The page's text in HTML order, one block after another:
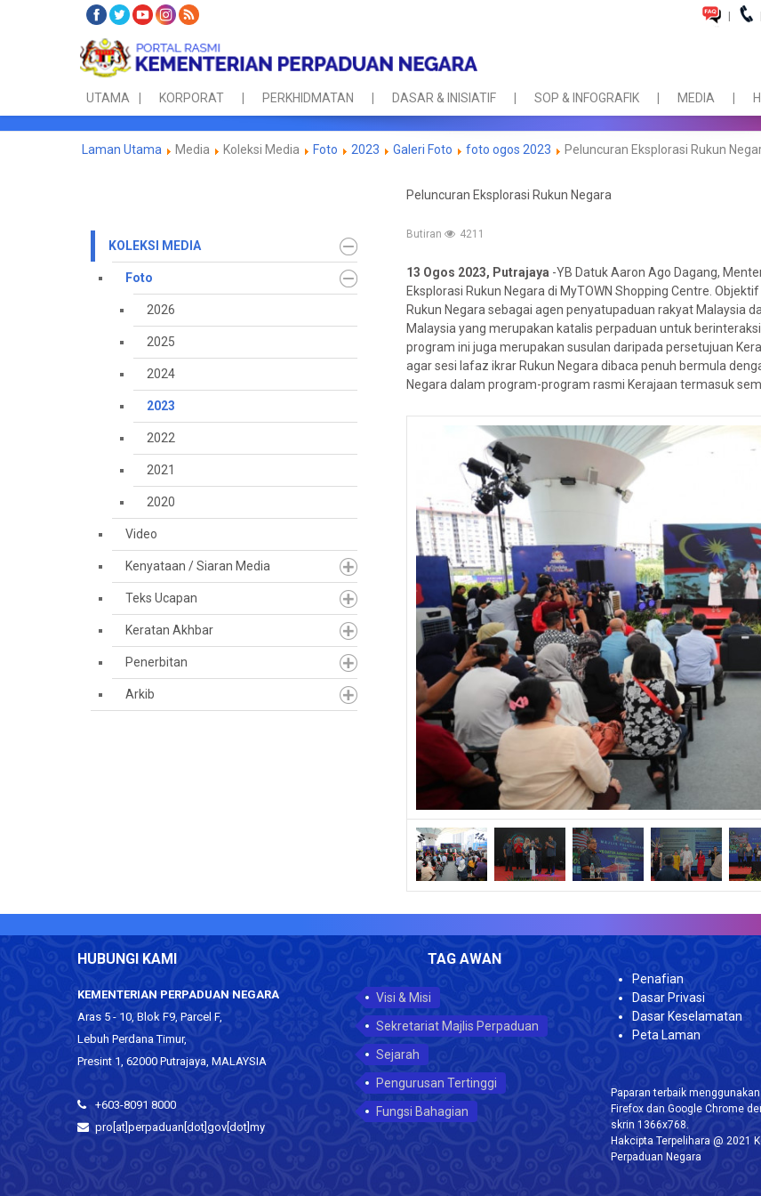
|
UTAMA KORPORAT PERKHIDMATAN DASAR & INISIATIF SOP & INFOGRAFIK MEDIA
Laman Utama Media Koleksi Media Foto 2023 Galeri Foto foto ogos 2023 Peluncuran Eksplorasi Rukun
KOLEKSI MEDIA
Foto
2026
2025
2024
2023
2022
2021
2020
Video
Kenyataan / Siaran Media
Teks Ucapan
Keratan Akhbar
Penerbitan
Arkib
Peluncuran Eksplorasi Rukun Negara
Butiran 4211
13 Ogos 2023, Putrajaya -YB Datuk Aaron Ago Dagang,
Eksplorasi Rukun Negara di MyTOWN Shopping Centre.
Rukun Negara sebagai agen penyatupaduan rakyat Malaysia
Malaysia yang merupakan katalis perpaduan untuk
program ini juga merupakan susulan daripada persetujuan
agar sesi lafaz ikrar Rukun Negara dibaca penuh bermula
Negara dalam program-program rasmi Kerajaan termasuk
HUBUNGI KAMI
KEMENTERIAN PERPADUAN NEGARA
Aras 5 - 10, Blok F9, Parcel F,
Lebuh Perdana Timur,
Presint 1, 62000 Putrajaya, MALAYSIA
+603-8091 8000
pro[at]perpaduan[dot]gov[dot]my
TAG AWAN
Visi & Misi
Sekretariat Majlis Perpaduan
Sejarah
Pengurusan Tertinggi
Fungsi Bahagian
Penafian
Dasar Privasi
Dasar Keselamatan
Peta Laman
Paparan terbaik
Firefox dan Google Chrome
skrin 1366x768.
Hakcipta Terpelihara @ 2021
Perpaduan Negara